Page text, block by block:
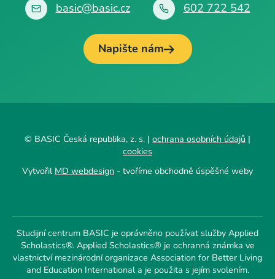
basic@basic.cz 602 722 542
Napište nám
© BASIC Česká republika, z. s. | ochrana osobních údajů |
cookies
Vytvořil MD webdesign - tvoříme obchodně úspěšné weby
Studijní centrum BASIC je oprávněno používat služby Applied
Scholastics®. Applied Scholastics® je ochranná známka ve
vlastnictví mezinárodní organizace Association for Better Living
and Education International a je použita s jejím svolením.